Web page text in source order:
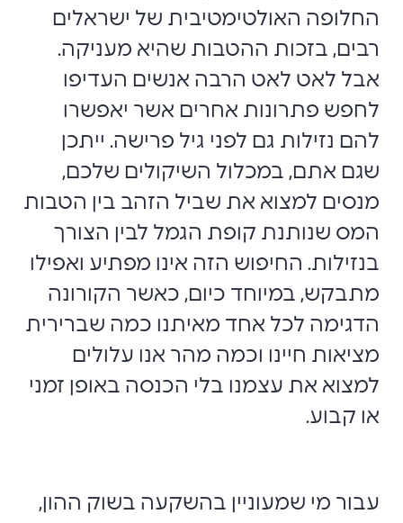
החלופה האולטימטיבית של ישראלים
רבים, בזכות ההטבות שהיא מעניקה.
אבל לאט לאט הרבה אנשים העדיפו
לחפש פתרונות אחרים אשר יאפשרו
להם נזילות גם לפני גיל פרישה. ייתכן
שגם אתם, במכלול השיקולים שלכם,
מנסים למצוא את שביל הזהב בין הטבות
המס שנותנת קופת הגמל לבין הצורך
בנזילות. החיפוש הזה אינו מפתיע ואפילו
מתבקש, במיוחד כיום, כאשר הקורונה
הדגימה לכל אחד מאיתנו כמה שברירית
מציאות חיינו וכמה מהר אנו עלולים
למצוא את עצמנו בלי הכנסה באופן זמני
או קבוע.
עבור מי שמעוניין בהשקעה בשוק ההון,